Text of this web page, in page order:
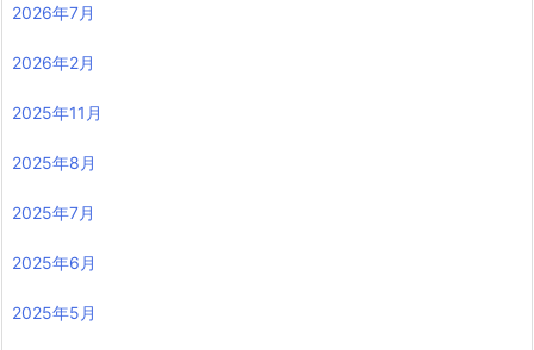
2026年7月
2026年2月
2025年11月
2025年8月
2025年7月
2025年6月
2025年5月